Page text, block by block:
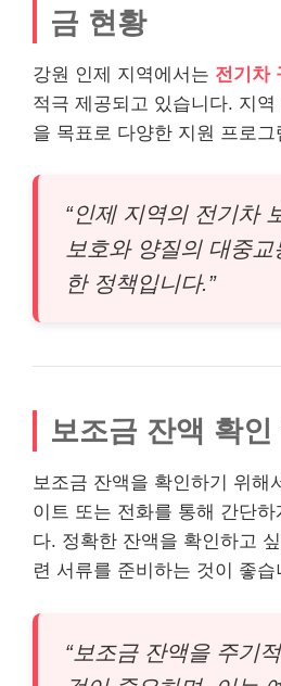
금 현황
강원 인제 지역에서는 전기차
적극 제공되고 있습니다. 지
을 목표로 다양한 지원 프로
“인제 지역의 전기차
보호와 양질의 대중
한 정책입니다.”
보조금 잔액 확인
보조금 잔액을 확인하기 위해
이트 또는 전화를 통해 간단
다. 정확한 잔액을 확인하고
련 서류를 준비하는 것이 좋습
“보조금 잔액을 주기